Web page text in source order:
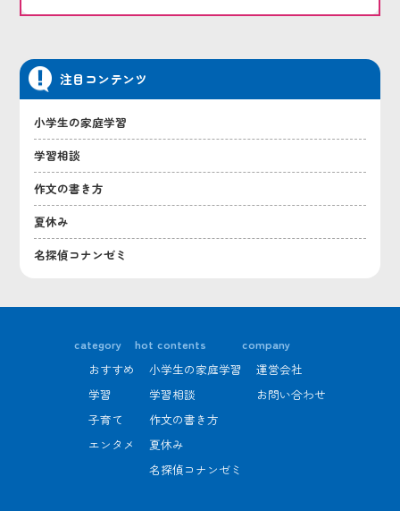
注目コンテンツ
小学生の家庭学習
学習相談
作文の書き方
夏休み
名探偵コナンゼミ
category
おすすめ
学習
子育て
エンタメ
hot contents
小学生の家庭学習
学習相談
作文の書き方
夏休み
名探偵コナンゼミ
company
運営会社
お問い合わせ